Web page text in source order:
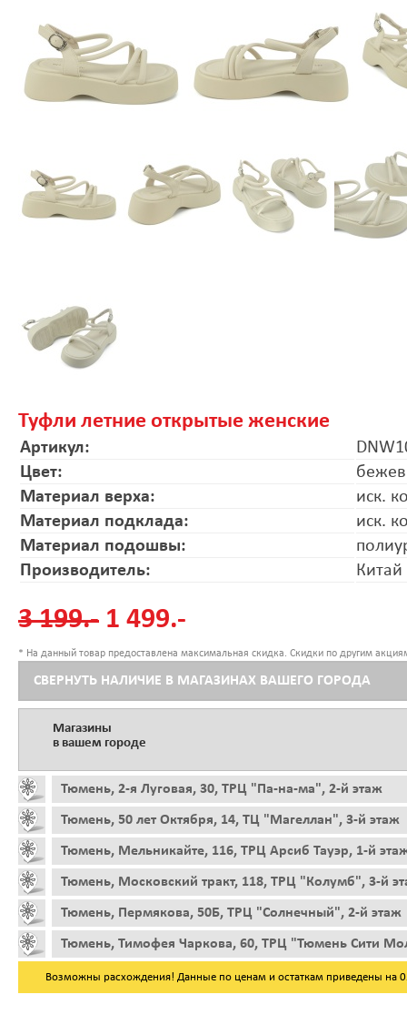
Туфли летние открытые женские
Артикул:
Цвет:
Материал верха:
иск.
Материал подклада:
иск.
Материал подошвы:
Производитель:
Китай
3 199.- 1 499.-
* На данный товар предоставлена максимальная скидка. Скидки по другим
СВЕРНУТЬ НАЛИЧИЕ В МАГАЗИНАХ ВАШЕГО ГОРОДА
Магазины
в вашем городе
Тюмень, 2-я Луговая, 30, ТРЦ "Па-на-ма", 2-й этаж
Тюмень, 50 лет Октября, 14, ТЦ "Магеллан", 3-й этаж
Тюмень, Мельникайте, 116, ТРЦ Арсиб Тауэр, 1-й
Тюмень, Московский тракт, 118, ТРЦ "Колумб", 3-й
Тюмень, Пермякова, 50Б, ТРЦ "Солнечный", 2-й этаж
Тюмень, Тимофея Чаркова, 60, ТРЦ "Тюмень Сити
Возможны расхождения! Данные по ценам и остаткам приведены на